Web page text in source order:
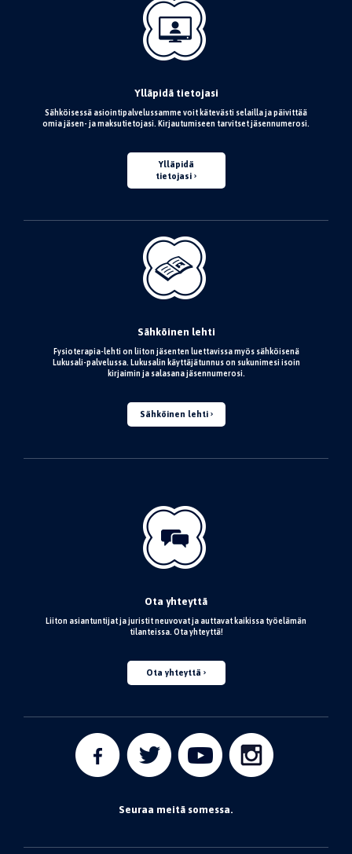
Ylläpidä tietojasi
Sähköisessä asiointipalvelussamme voit kätevästi selailla ja päivittää
omia jäsen- ja maksutietojasi. Kirjautumiseen tarvitset jäsennumerosi.
Ylläpidä
tietojasi
Sähköinen lehti
Fysioterapia-lehti on liiton jäsenten luettavissa myös sähköisenä
Lukusali-palvelussa. Lukusalin käyttäjätunnus on sukunimesi isoin
kirjaimin ja salasana jäsennumerosi.
Sähköinen lehti
Ota yhteyttä
Liiton asiantuntijat ja juristit neuvovat ja auttavat kaikissa työelämän
tilanteissa. Ota yhteyttä!
Ota yhteyttä
Seuraa meitä somessa.